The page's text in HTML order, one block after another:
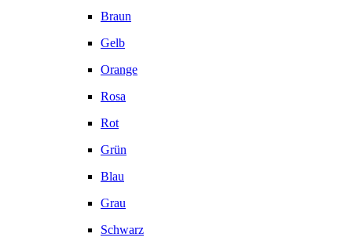
Braun
Gelb
Orange
Rosa
Rot
Grün
Blau
Grau
Schwarz